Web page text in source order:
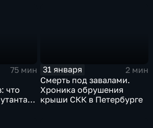
75 мин
что
31 января
2 мин
Смерть под завалами.
Хроника обрушения
крыши СКК в Петербурге